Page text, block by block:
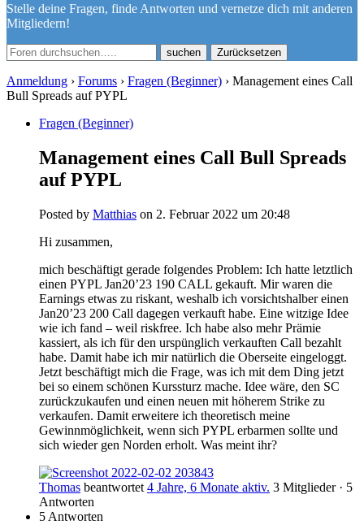
Stelle deine Fragen, finde Antworten und vernetze dich mit anderen
Mitgliedern!
Zurücksetzen
Anmeldung › Forums › Fragen (Beginner) › Management eines Call
Bull Spreads auf PYPL
Fragen (Beginner)
Management eines Call Bull Spreads
auf PYPL
Posted by Matthias on 2. Februar 2022 um 20:48
Hi zusammen,
mich beschäftigt gerade folgendes Problem: Ich hatte letztlich
einen PYPL Jan20’23 190 CALL gekauft. Mir waren die
Earnings etwas zu riskant, weshalb ich vorsichtshalber einen
Jan20’23 200 Call dagegen verkauft habe. Eine witzige Idee
wie ich fand – weil riskfree. Ich habe also mehr Prämie
kassiert, als ich für den urspünglich verkauften Call bezahlt
habe. Damit habe ich mir natürlich die Oberseite eingeloggt.
Jetzt beschäftigt mich die Frage, was ich mit dem Ding jetzt
bei so einem schönen Kurssturz mache. Idee wäre, den SC
zurückzukaufen und einen neuen mit höherem Strike zu
verkaufen. Damit erweitere ich theoretisch meine
Gewinnmöglichkeit, wenn sich PYPL erbarmen sollte und
sich wieder gen Norden erholt. Was meint ihr?
Thomas beantwortet 4 Jahre, 6 Monate aktiv. 3 Mitglieder · 5
Antworten
5 Antworten